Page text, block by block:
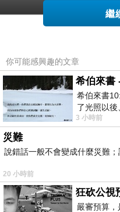
商品訊息描述:
繼
你可能感興趣的文章
希伯來書
希伯來書
了光照以
面被毀謗、
3 小時前
災難
說錯話一般不會變成什麼災難；
20 小時前
狂砍公視
嚴審預算